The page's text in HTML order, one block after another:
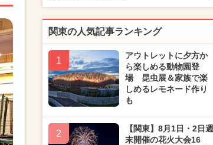
関東の人気記事ランキング
1
アウトレットに夕方か
ら楽しめる動物園登
場 昆虫展＆家族で楽
しめるレモネード作り
も
2
【関東】8月1日・2日週
末開催の花火大会16